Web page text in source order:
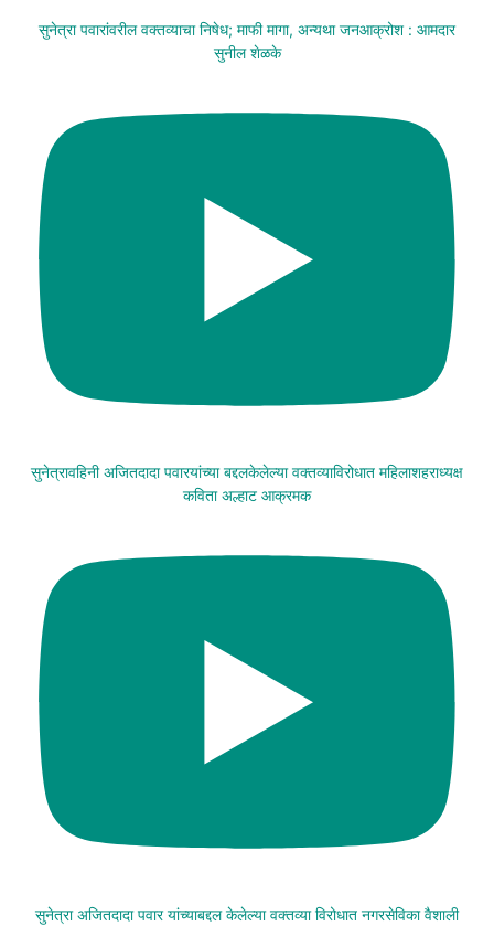
सुनेत्रा पवारांवरील वक्तव्याचा निषेध; माफी मागा, अन्यथा जनआक्रोश : आमदार
सुनील शेळके
सुनेत्रावहिनी अजितदादा पवारयांच्या बद्दलकेलेल्या वक्तव्याविरोधात महिलाशहराध्यक्ष
कविता अल्हाट आक्रमक
सुनेत्रा अजितदादा पवार यांच्याबद्दल केलेल्या वक्तव्या विरोधात नगरसेविका वैशाली